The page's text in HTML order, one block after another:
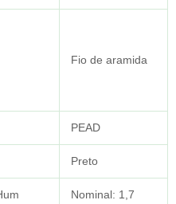
Fio de aramida
PEAD
Preto
Nominal: 1,7